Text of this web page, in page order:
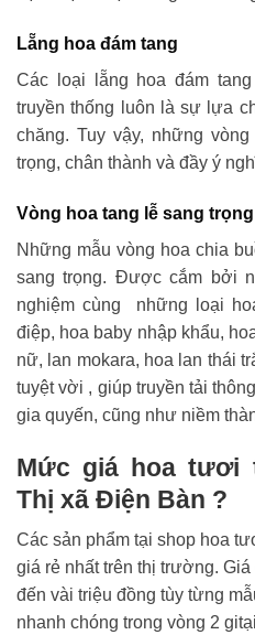
Lẵng hoa đám tang
Các loại lẵng hoa đám
truyền thống luôn là sự lựa
chăng. Tuy vậy, những
trọng, chân thành và đầy ý
Vòng hoa tang lễ sang trọng
Những mẫu vòng hoa chia
sang trọng. Được cắm bởi
nghiệm cùng những loại
điệp, hoa baby nhập khẩu,
nữ, lan mokara, hoa lan thái
tuyệt vời , giúp truyền tải
gia quyến, cũng như niềm
Mức giá hoa tươi
Thị xã Điện Bàn ?
Các sản phẩm tại shop hoa
giá rẻ nhất trên thị trường.
đến vài triệu đồng tùy từng
nhanh chóng trong vòng 2